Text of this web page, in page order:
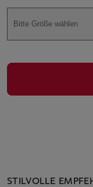
Bitte Größe wählen
STILVOLLE